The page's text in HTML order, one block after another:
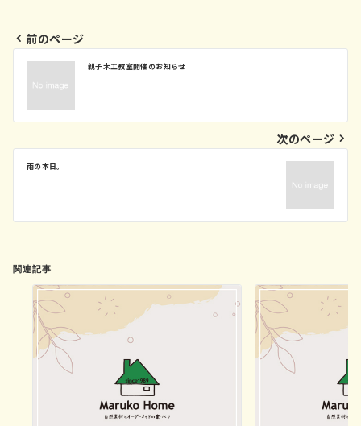
投
ビ
ー
ン
前のページ
親子木工教室開催のお知らせ
次のページ
雨の本日。
関連記事